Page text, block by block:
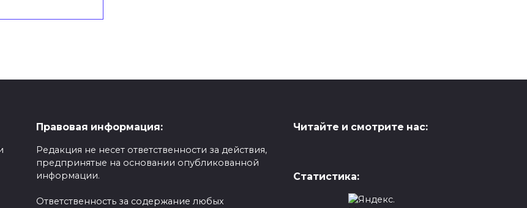
Правовая информация:
Редакция не несет ответственности за действия,
предпринятые на основании опубликованной
информации.
Ответственность за содержание любых
Читайте и смотрите нас:
Статистика: